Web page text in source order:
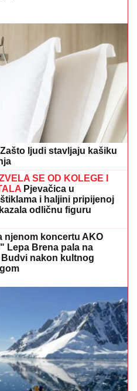
ljudi stavljaju kašiku
SE OD KOLEGE I
Pjevačica u
i haljini pripijenoj
odličnu figuru
njenom koncertu AKO
Lepa Brena pala na
nakon kultnog